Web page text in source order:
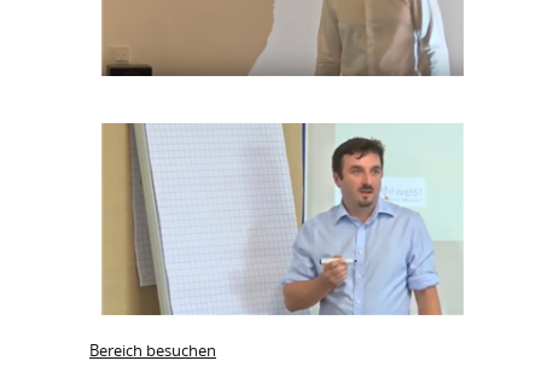
Bereich besuchen